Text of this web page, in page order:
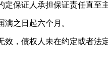
保证人承担保证责任直至
之日起六个月。
，债权人未在约定或者法